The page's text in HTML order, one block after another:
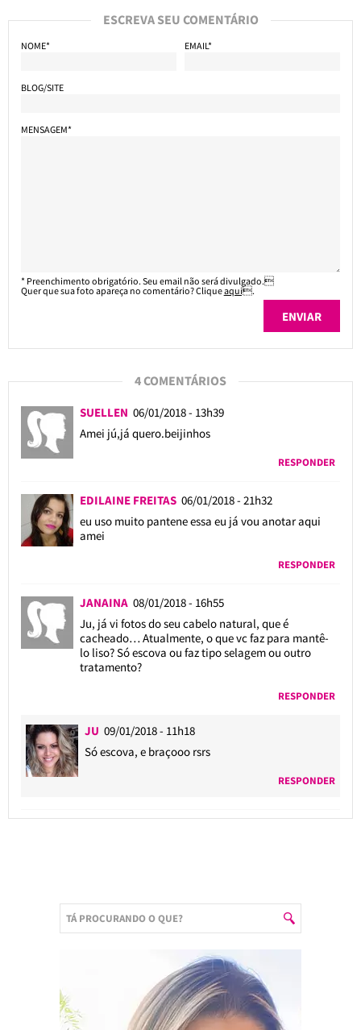
ESCREVA SEU COMENTÁRIO
NOME* EMAIL*
BLOG/SITE
MENSAGEM*
* Preenchimento obrigatório. Seu email não será divulgado.
Quer que sua foto apareça no comentário? Cliqueaqui.
4 COMENTÁRIOS
SUELLEN 06/01/2018 - 13h39
Amei jú,já quero.beijinhos
RESPONDER
EDILAINE FREITAS 06/01/2018 - 21h32
eu uso muito pantene essa eu já vou anotar aqui
amei
RESPONDER
JANAINA 08/01/2018 - 16h55
Ju, já vi fotos do seu cabelo natural, que é
cacheado… Atualmente, o que vc faz para mantê-
lo liso? Só escova ou faz tipo selagem ou outro
tratamento?
RESPONDER
JU 09/01/2018 - 11h18
Só escova, e braçooo rsrs
RESPONDER